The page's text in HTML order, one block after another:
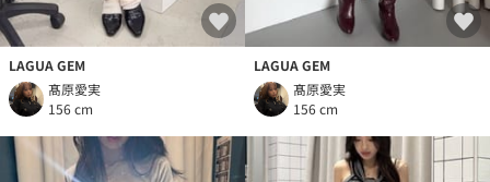
LAGUA GEM
髙原愛実
156 cm
LAGUA GEM
髙原愛実
156 cm